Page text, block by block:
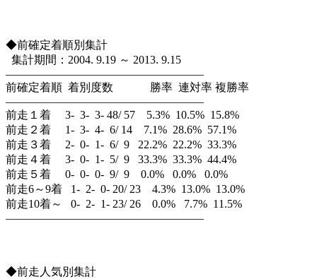
◆前確定着順別集計
集計期間：2004. 9.19 ～ 2013. 9.15
—————————————————–
前確定着順 着別度数 勝率 連対率 複勝率
—————————————————–
前走１着 3- 3- 3- 48/ 57 5.3% 10.5% 15.8%
前走２着 1- 3- 4- 6/ 14 7.1% 28.6% 57.1%
前走３着 2- 0- 1- 6/ 9 22.2% 22.2% 33.3%
前走４着 3- 0- 1- 5/ 9 33.3% 33.3% 44.4%
前走５着 0- 0- 0- 9/ 9 0.0% 0.0% 0.0%
前走6～9着 1- 2- 0- 20/ 23 4.3% 13.0% 13.0%
前走10着～ 0- 2- 1- 23/ 26 0.0% 7.7% 11.5%
—————————————————–
◆前走人気別集計